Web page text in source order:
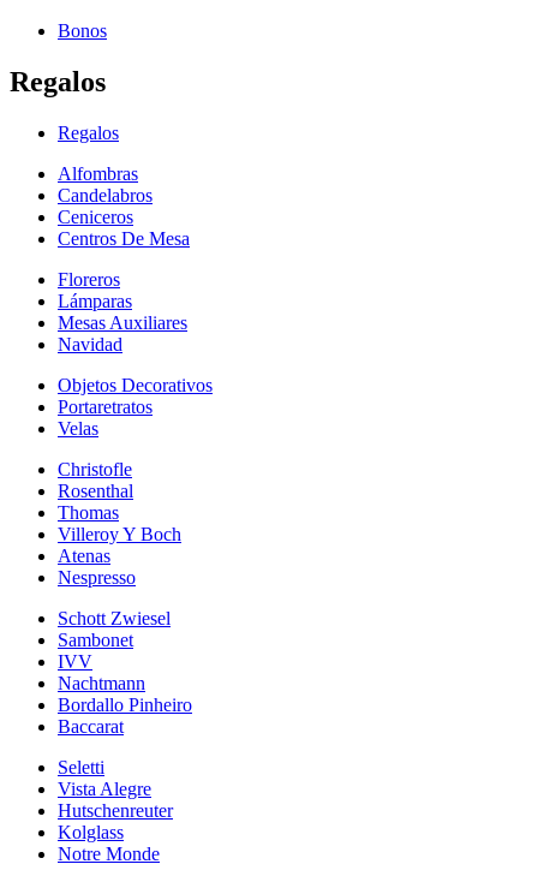
Bonos
Regalos
Regalos
Alfombras
Candelabros
Ceniceros
Centros De Mesa
Floreros
Lámparas
Mesas Auxiliares
Navidad
Objetos Decorativos
Portaretratos
Velas
Christofle
Rosenthal
Thomas
Villeroy Y Boch
Atenas
Nespresso
Schott Zwiesel
Sambonet
IVV
Nachtmann
Bordallo Pinheiro
Baccarat
Seletti
Vista Alegre
Hutschenreuter
Kolglass
Notre Monde